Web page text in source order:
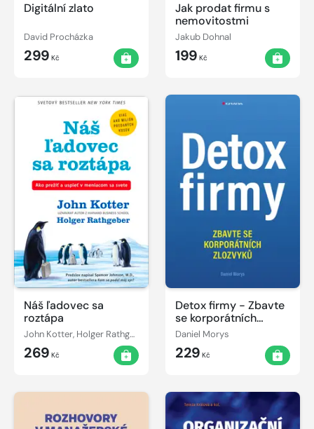
Digitální zlato
David Procházka
299 Kč
Jak prodat firmu s
nemovitostmi
Jakub Dohnal
199 Kč
Náš ľadovec sa
roztápa
John Kotter, Holger Rathgeber
269 Kč
Detox firmy - Zbavte
se korporátních
zlozvyků
Daniel Morys
229 Kč